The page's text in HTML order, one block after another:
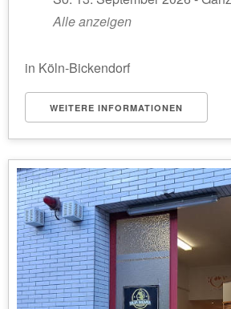
Alle anzeigen
in Köln-Bickendorf
WEITERE INFORMATIONEN